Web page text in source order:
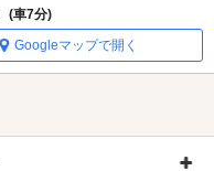
(車7分)
Googleマップで開く